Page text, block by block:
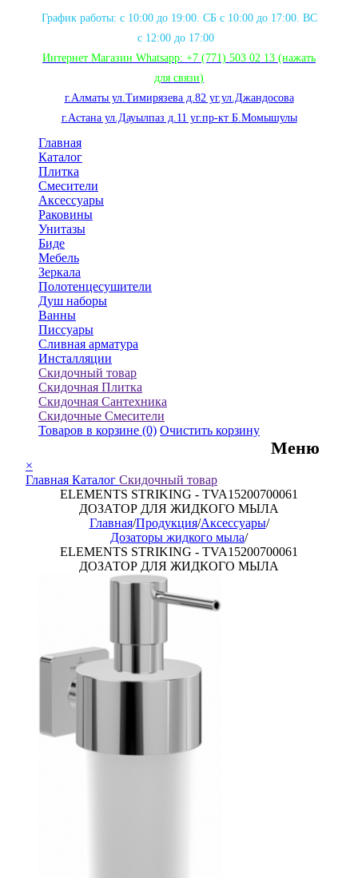
График работы: с 10:00 до 19:00. СБ с 10:00 до 17:00. ВС
с 12:00 до 17:00
Интернет Магазин Whatsapp: +7 (771) 503 02 13 (нажать
для связи)
г.Алматы ул.Тимирязева д.82 уг.ул.Джандосова
г.Астана ул.Дауылпаз д.11 уг.пр-кт Б.Момышулы
Главная
Каталог
Плитка
Смесители
Аксессуары
Раковины
Унитазы
Биде
Мебель
Зеркала
Полотенцесушители
Душ наборы
Ванны
Писсуары
Сливная арматура
Инсталляции
Скидочный товар
Скидочная Плитка
Скидочная Сантехника
Скидочные Смесители
Товаров в корзине (0) Очистить корзину
Меню
×
Главная Каталог Скидочный товар
ELEMENTS STRIKING - TVA15200700061
ДОЗАТОР ДЛЯ ЖИДКОГО МЫЛА
Главная/Продукция/Аксессуары/
Дозаторы жидкого мыла/
ELEMENTS STRIKING - TVA15200700061
ДОЗАТОР ДЛЯ ЖИДКОГО МЫЛА